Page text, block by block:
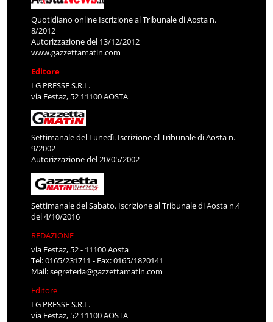
Quotidiano online Iscrizione al Tribunale di Aosta n.
8/2012
Autorizzazione del 13/12/2012
www.gazzettamatin.com
Editore
LG PRESSE S.R.L.
via Festaz, 52 11100 AOSTA
Settimanale del Lunedì. Iscrizione al Tribunale di Aosta n.
9/2002
Autorizzazione del 20/05/2002
Settimanale del Sabato. Iscrizione al Tribunale di Aosta n.4
del 4/10/2016
REDAZIONE
via Festaz, 52 - 11100 Aosta
Tel: 0165/231711 - Fax: 0165/1820141
Mail:segreteria@gazzettamatin.com
Editore
LG PRESSE S.R.L.
via Festaz, 52 11100 AOSTA